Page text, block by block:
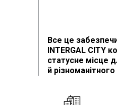
Все це
INTERGAL CITY
статусне місце
й